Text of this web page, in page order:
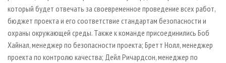
ИНСТРУМЕНТ И МАТЕРИАЛЫ
БИБЛИОТЕКА СПЕЦИАЛИСТА
который будет отвечать за своевременное проведение всех работ,
бюджет проекта и его соответствие стандартам безопасности и
охраны окружающей среды. Также к команде присоединились Боб
Хайнал, менеджер по безопасности проекта; Бретт Нолл, менеджер
проекта по контролю качества; Дейл Ричардсон, менеджер по